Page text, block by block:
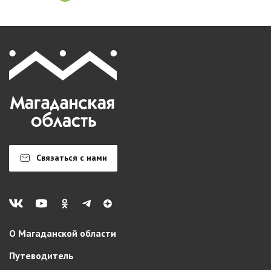
Связаться с нами
О Магаданской области
Путеводитель